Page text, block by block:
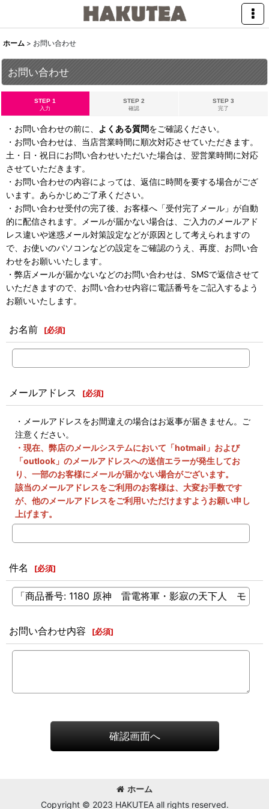
ホーム > お問い合わせ
お問い合わせ
STEP 1
入力
STEP 2
確認
STEP 3
完了
・お問い合わせの前に、 よくある質問をご確認ください。
・お問い合わせは、当店営業時間に順次対応させていただきます。
土・日・祝日にお問い合わせいただいた場合は、翌営業時間に対応
させていただきます。
・お問い合わせの内容によっては、返信に時間を要する場合がござ
います。あらかじめご了承ください。
・お問い合わせ受付の完了後、お客様へ「受付完了メール」が自動
的に配信されます。メールが届かない場合は、ご入力のメールアド
レス違いや迷惑メール対策設定などが原因として考えられますの
で、お使いのパソコンなどの設定をご確認のうえ、再度、お問い合
わせをお願いいたします。
・弊店メールが届かないなどのお問い合わせは、SMSで返信させて
いただきますので、お問い合わせ内容に電話番号をご記入するよう
お願いいたします。
お名前 [必須]
メールアドレス [必須]
・メールアドレスをお間違えの場合はお返事が届きません。ご
注意ください。
・現在、弊店のメールシステムにおいて「hotmail」および
「outlook」のメールアドレスへの送信エラーが発生してお
り、一部のお客様にメールが届かない場合がございます。
該当のメールアドレスをご利用のお客様は、大変お手数です
が、他のメールアドレスをご利用いただけますようお願い申し
上げます。
件名 [必須]
お問い合わせ内容 [必須]
確認画面へ
ホーム
Copyright © 2023 HAKUTEA all rights reserved.